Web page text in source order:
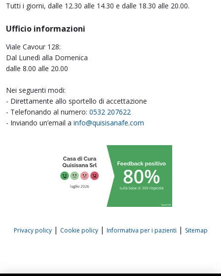
Tutti i giorni, dalle 12.30 alle 14.30 e dalle 18.30 alle 20.00.
Ufficio informazioni
Viale Cavour 128:
Dal Lunedì alla Domenica
dalle 8.00 alle 20.00
Nei seguenti modi:
- Direttamente allo sportello di accettazione
- Telefonando al numero: 0532 207622
- Inviando un’email a info@quisisanafe.com
Privacy policy| Cookie policy| Informativa per i pazienti | Sitemap